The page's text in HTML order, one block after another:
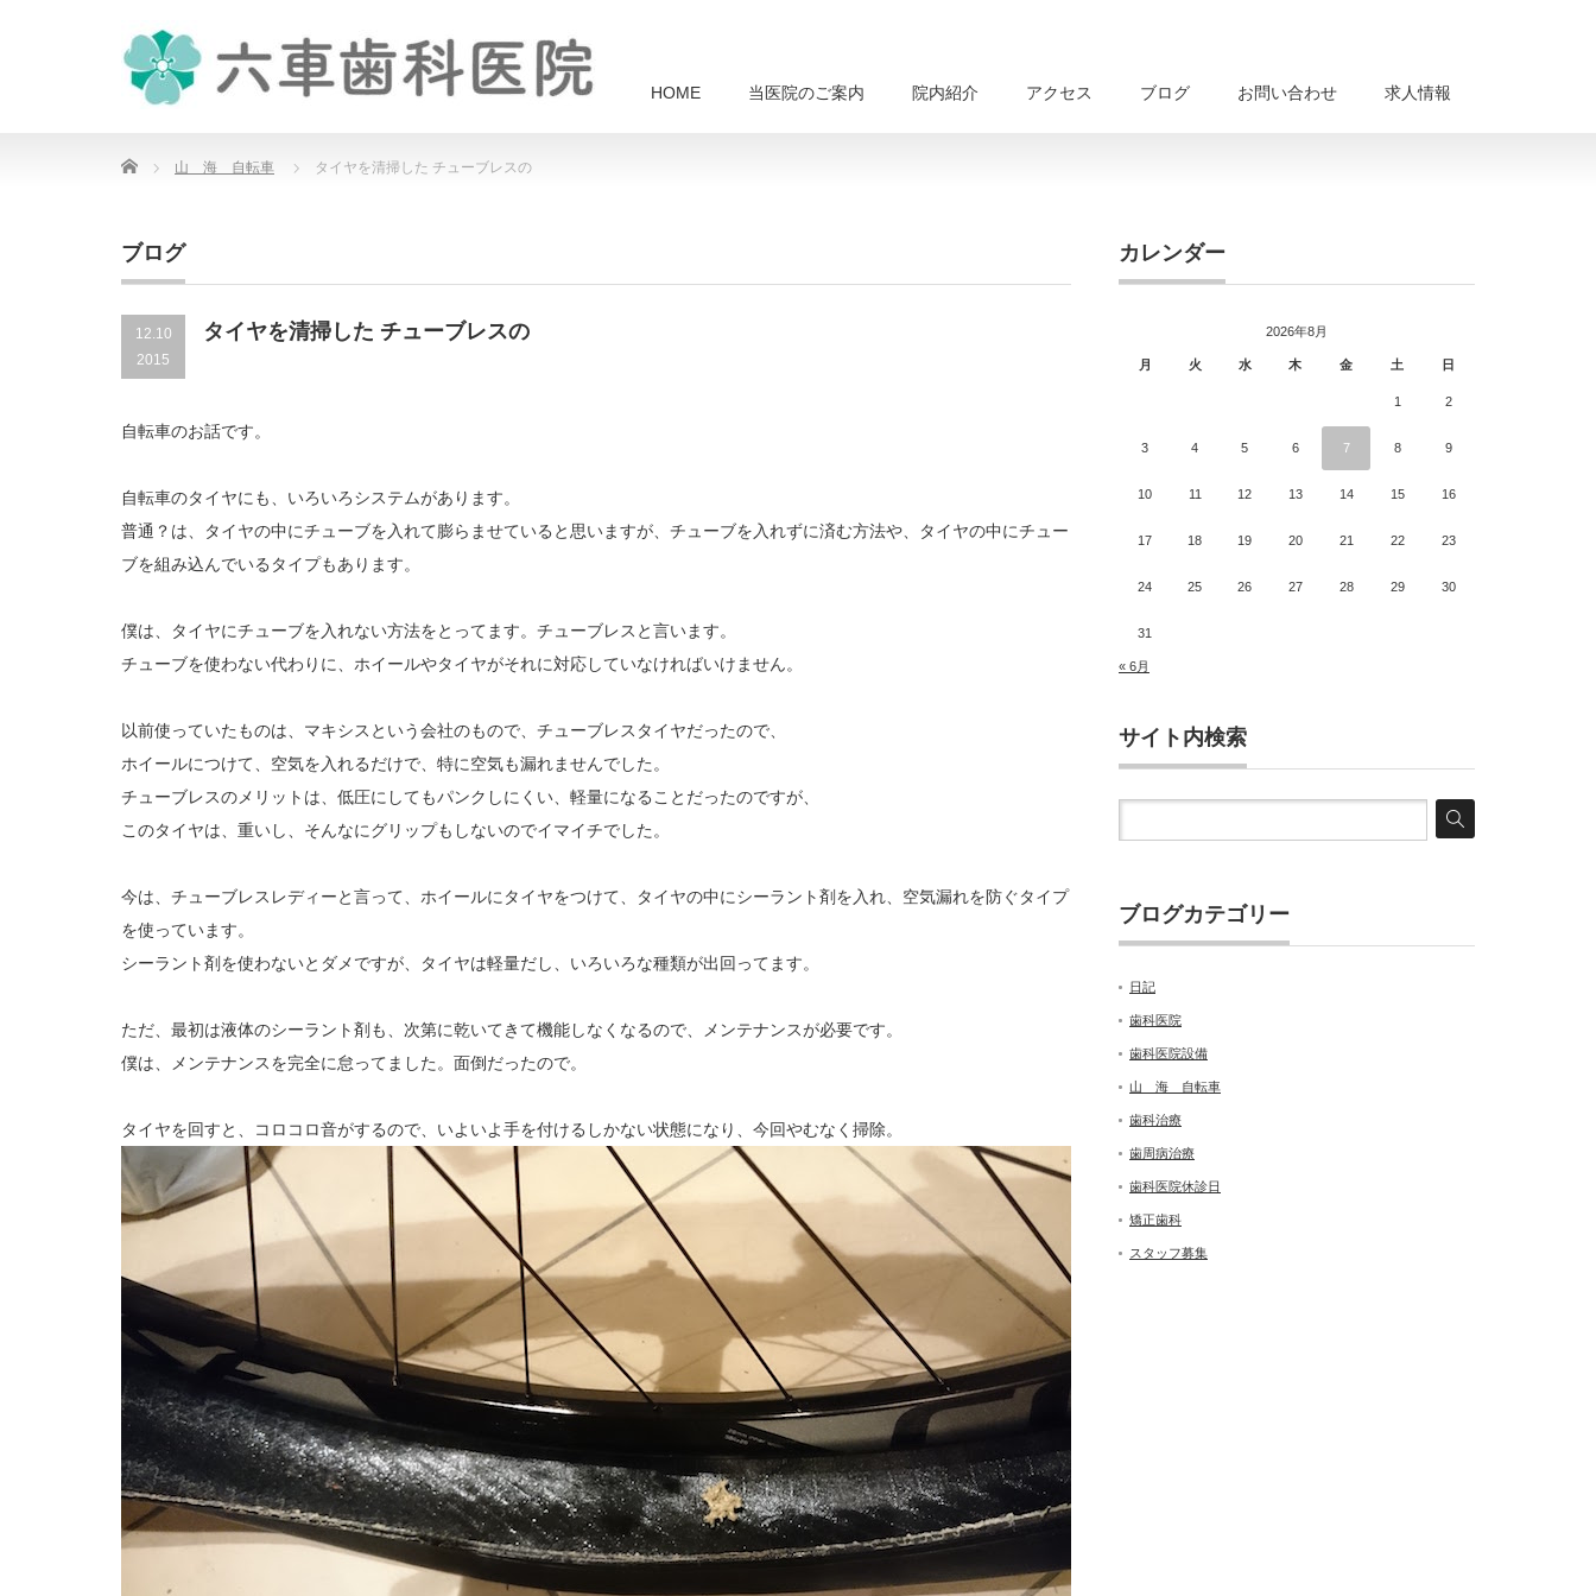
HOME 当医院のご案内 院内紹介 アクセス ブログ お問い合わせ 求人情報
Home 山 海 自転車 タイヤを清掃した チューブレスの
ブログ
12.10
2015
タイヤを清掃した チューブレスの
自転車のお話です。
自転車のタイヤにも、いろいろシステムがあります。
普通？は、タイヤの中にチューブを入れて膨らませていると思いますが、チューブを入れずに済む方法や、タイヤの中にチュー
ブを組み込んでいるタイプもあります。
僕は、タイヤにチューブを入れない方法をとってます。チューブレスと言います。
チューブを使わない代わりに、ホイールやタイヤがそれに対応していなければいけません。
以前使っていたものは、マキシスという会社のもので、チューブレスタイヤだったので、
ホイールにつけて、空気を入れるだけで、特に空気も漏れませんでした。
チューブレスのメリットは、低圧にしてもパンクしにくい、軽量になることだったのですが、
このタイヤは、重いし、そんなにグリップもしないのでイマイチでした。
今は、チューブレスレディーと言って、ホイールにタイヤをつけて、タイヤの中にシーラント剤を入れ、空気漏れを防ぐタイプ
を使っています。
シーラント剤を使わないとダメですが、タイヤは軽量だし、いろいろな種類が出回ってます。
ただ、最初は液体のシーラント剤も、次第に乾いてきて機能しなくなるので、メンテナンスが必要です。
僕は、メンテナンスを完全に怠ってました。面倒だったので。
タイヤを回すと、コロコロ音がするので、いよいよ手を付けるしかない状態になり、今回やむなく掃除。
カレンダー
2026年8月
月 火 水 木 金 土 日
1 2
3 4 5 6 7 8 9
10 11 12 13 14 15 16
17 18 19 20 21 22 23
24 25 26 27 28 29 30
31
« 6月
サイト内検索
ブログカテゴリー
日記
歯科医院
歯科医院設備
山 海 自転車
歯科治療
歯周病治療
歯科医院休診日
矯正歯科
スタッフ募集